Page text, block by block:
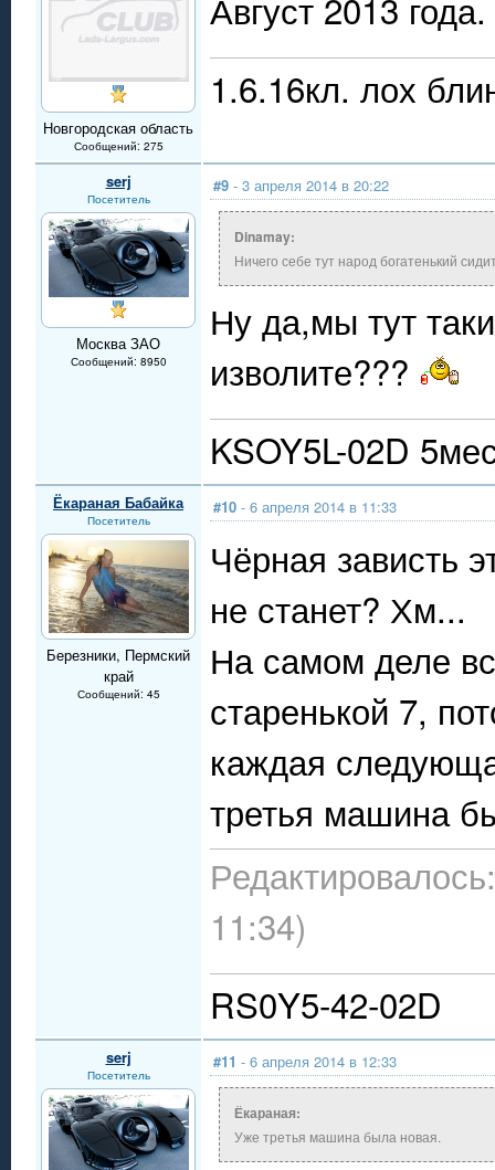
Новгородская область
Сообщений: 275
1.6.16кл. лох
serj
Посетитель
Москва ЗАО
Сообщений: 8950
#9 - 3 апреля 2014 в 20:22
Dinamay:
Ничего себе тут народ богатенький
Ну да,мы тут
изволите???
KSOY5L-02D
Ёкараная Бабайка
Посетитель
Березники, Пермский
край
Сообщений: 45
#10 - 6 апреля 2014 в 11:33
Чёрная зависть
не станет? Хм...
На самом деле
старенькой 7,
каждая
третья машина
11:34)
RS0Y5-42-02D
serj
Посетитель
#11 - 6 апреля 2014 в 12:33
Ёкараная:
Уже третья машина была новая.